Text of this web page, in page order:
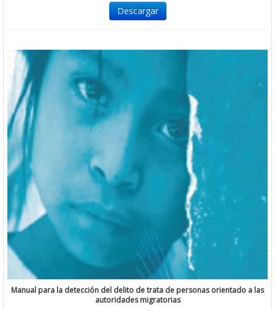
Descargar
Manual para la detección del delito de trata de personas orientado a las
autoridades migratorias